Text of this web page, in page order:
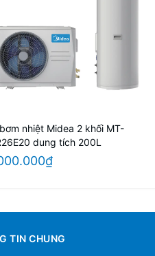
nhiệt Midea 2 khối MT-
200R26E20 dung tích 200L
TIN CHUNG